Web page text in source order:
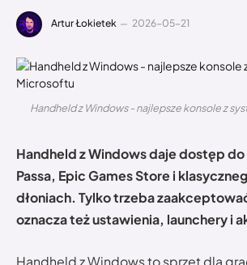
Artur Łokietek 2026-05-21
Handheld z Windows - najlepsze konsole z
Handheld z Windows daje dostęp
Passa, Epic Games Store i
dłoniach. Tylko trzeba
oznacza też ustawienia, launchery i
Handheld z Windows to sprzęt dla